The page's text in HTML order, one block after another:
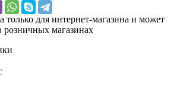
только для интернет-магазина и может
розничных магазинах